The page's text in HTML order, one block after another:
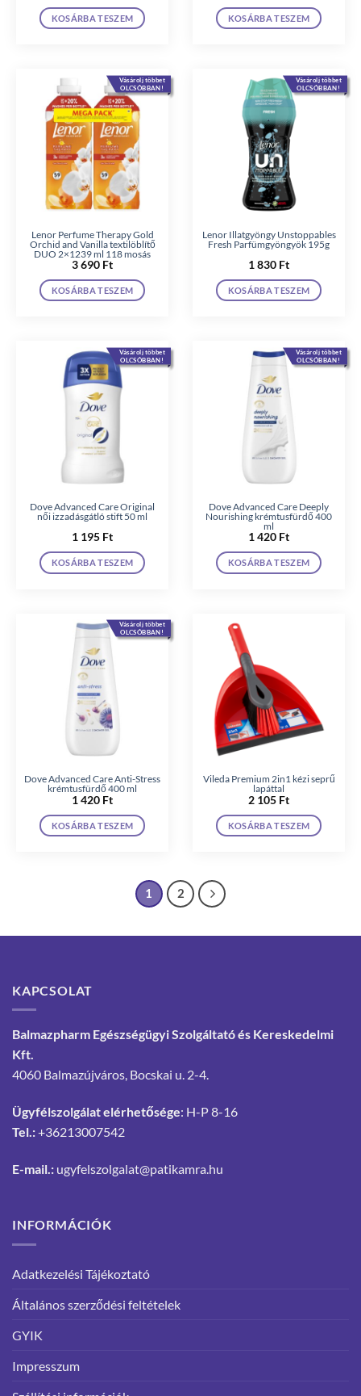
KOSÁRBA TESZEM KOSÁRBA TESZEM
Vásárolj többet
OLCSÓBBAN!
Lenor Perfume Therapy Gold
Orchid and Vanilla textilöblítő
DUO 2×1239 ml 118 mosás
3 690 Ft
KOSÁRBA TESZEM
Vásárolj többet
OLCSÓBBAN!
Lenor Illatgyöngy Unstoppables
Fresh Parfümgyöngyök 195g
1 830 Ft
KOSÁRBA TESZEM
Vásárolj többet
OLCSÓBBAN!
Dove Advanced Care Original
női izzadásgátló stift 50 ml
1 195 Ft
KOSÁRBA TESZEM
Vásárolj többet
OLCSÓBBAN!
Dove Advanced Care Deeply
Nourishing krémtusfürdő 400
ml
1 420 Ft
KOSÁRBA TESZEM
Vásárolj többet
OLCSÓBBAN!
Dove Advanced Care Anti-Stress
krémtusfürdő 400 ml
1 420 Ft
KOSÁRBA TESZEM
Vileda Premium 2in1 kézi seprű
lapáttal
2 105 Ft
KOSÁRBA TESZEM
1 2
KAPCSOLAT
Balmazpharm Egészségügyi Szolgáltató és Kereskedelmi
Kft.
4060 Balmazújváros, Bocskai u. 2-4.
Ügyfélszolgálat elérhetősége: H-P 8-16
Tel.:+36213007542
E-mail.: ugyfelszolgalat@patikamra.hu
INFORMÁCIÓK
Adatkezelési Tájékoztató
Általános szerződési feltételek
GYIK
Impresszum